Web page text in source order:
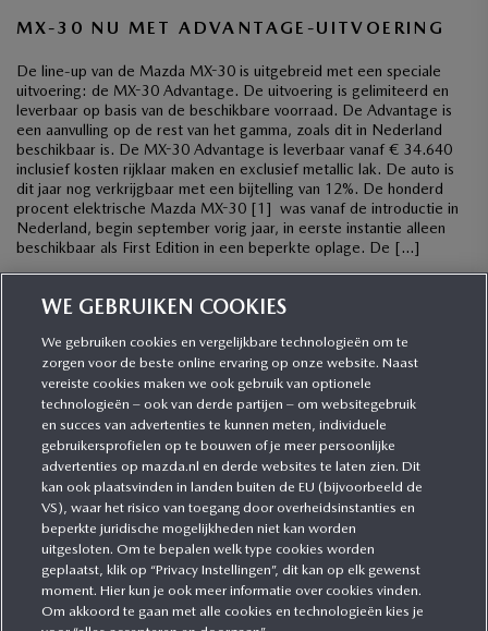
MX-30 NU MET ADVANTAGE-UITVOERING
De line-up van de Mazda MX-30 is uitgebreid met een speciale
uitvoering: de MX-30 Advantage. De uitvoering is gelimiteerd en
leverbaar op basis van de beschikbare voorraad. De Advantage is
een aanvulling op de rest van het gamma, zoals dit in Nederland
beschikbaar is. De MX-30 Advantage is leverbaar vanaf € 34.640
inclusief kosten rijklaar maken en exclusief metallic lak. De auto is
dit jaar nog verkrijgbaar met een bijtelling van 12%. De honderd
procent elektrische Mazda MX-30 [1] was vanaf de introductie in
Nederland, begin september vorig jaar, in eerste instantie alleen
beschikbaar als First Edition in een beperkte oplage. De […]
CATEGORIEËN
MEER INFORMATIE
MEER ERVAREN
MAZDA VOLGEN
WE GEBRUIKEN COOKIES
We gebruiken cookies en vergelijkbare technologieën om te
zorgen voor de beste online ervaring op onze website. Naast
vereiste cookies maken we ook gebruik van optionele
technologieën – ook van derde partijen – om websitegebruik
en succes van advertenties te kunnen meten, individuele
gebruikersprofielen op te bouwen of je meer persoonlijke
advertenties op mazda.nl en derde websites te laten zien. Dit
kan ook plaatsvinden in landen buiten de EU (bijvoorbeeld de
VS), waar het risico van toegang door overheidsinstanties en
beperkte juridische mogelijkheden niet kan worden
uitgesloten. Om te bepalen welk type cookies worden
geplaatst, klik op “Privacy Instellingen”, dit kan op elk gewenst
moment. Hier kun je ook meer informatie over cookies vinden.
Om akkoord te gaan met alle cookies en technologieën kies je